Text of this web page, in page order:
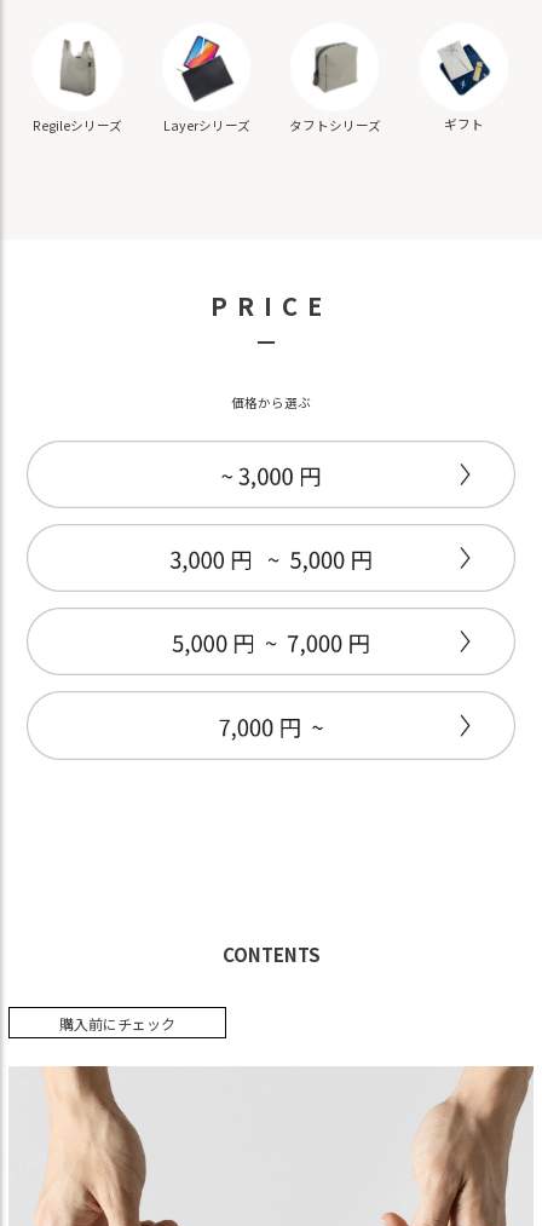
Regileシリーズ Layerシリーズ タフトシリーズ ギフト
PRICE
－
価格から選ぶ
CONTENTS
購入前にチェック